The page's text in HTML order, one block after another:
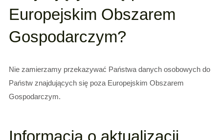
Europejskim Obszarem
Gospodarczym?
Nie zamierzamy przekazywać Państwa danych osobowych do
Państw znajdujących się poza Europejskim Obszarem
Gospodarczym.